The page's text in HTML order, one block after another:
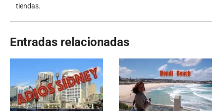
tiendas.
Entradas relacionadas